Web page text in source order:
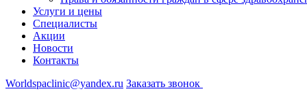
Услуги и цены
Специалисты
Акции
Новости
Контакты
Worldspaclinic@yandex.ru Заказать звонок